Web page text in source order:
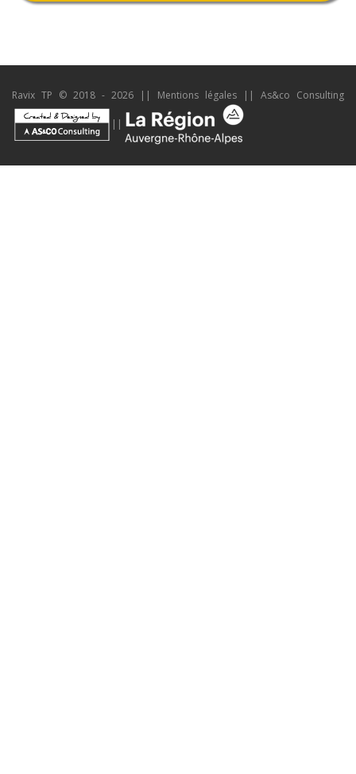
Ravix TP © 2018 - 2026 || Mentions légales || As&co Consulting
||